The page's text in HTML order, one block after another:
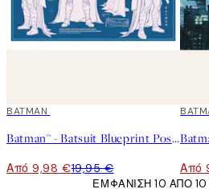
50%*
BATMAN
Batman™ - Batsuit Blueprint Poster
Από 9,98 €19,95 €
50%*
Από
ΕΜΦΆΝΙΣΗ 10 ΑΠΌ